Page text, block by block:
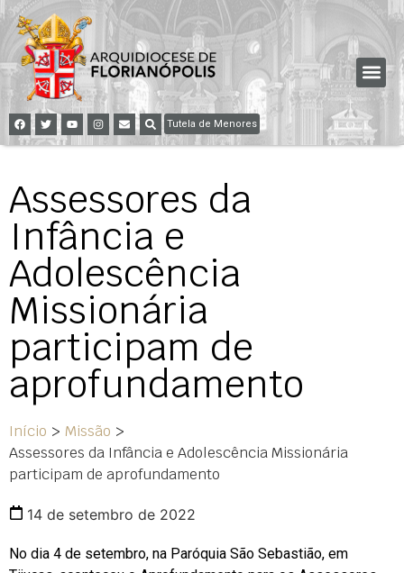
Tutela de Menores
Assessores da
Infância e
Adolescência
Missionária
participam de
aprofundamento
Início > Missão >
Assessores da Infância e Adolescência Missionária
participam de aprofundamento
14 de setembro de 2022
No dia 4 de setembro, na Paróquia São Sebastião, em